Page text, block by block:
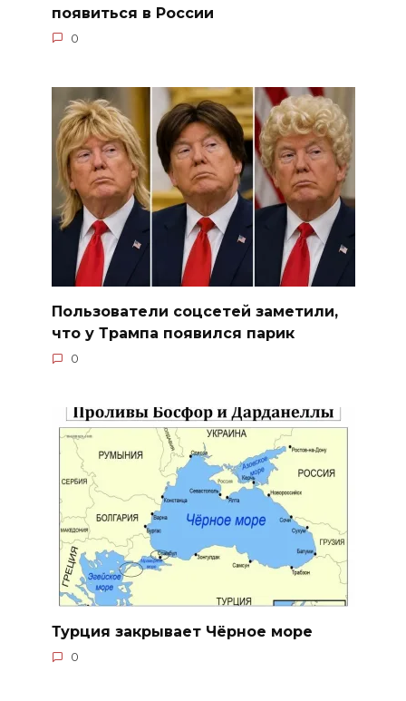
появиться в России
0
Пользователи соцсетей заметили,
что у Трампа появился парик
0
Турция закрывает Чёрное море
0